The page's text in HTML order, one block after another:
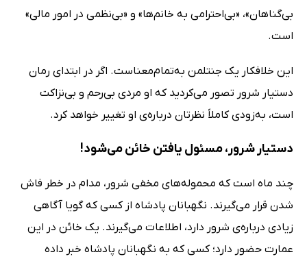
بی‌گناهان»، «بی‌احترامی به خانم‌ها» و «بی‌نظمی در امور مالی»
است.
این خلافکار یک جنتلمن به‌تمام‌معناست. اگر در ابتدای رمان
دستیار شرور تصور می‌کردید که او مردی بی‌رحم و بی‌نزاکت
است، به‌زودی کاملاً نظرتان درباره‌ی او تغییر خواهد کرد.
دستیار شرور، مسئول یافتن خائن می‌شود!
چند ماه است که محموله‌های مخفی شرور، مدام در خطر فاش
شدن قرار می‌گیرند. نگهبانان پادشاه از کسی که گویا آگاهی
زیادی درباره‌ی شرور دارد، اطلاعات می‌گیرند. یک خائن در این
عمارت حضور دارد؛ کسی که به نگهبانان پادشاه خبر داده